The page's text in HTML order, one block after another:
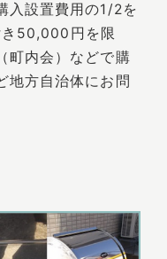
入設置費用の1/2を
き50,000円を限
町内会）などで購
地方自治体にお問